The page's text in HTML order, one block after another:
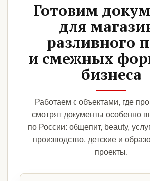
Готовим
для
разливного
и смежных
бизнеса
Работаем с объектами, где
смотрят документы особенно
по России: общепит, beauty,
производство, детские и
проекты.